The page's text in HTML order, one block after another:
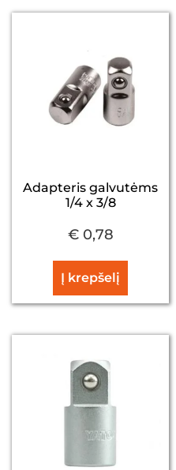
Adapteris galvutėms
1/4 x 3/8
€0,78
Į krepšelį